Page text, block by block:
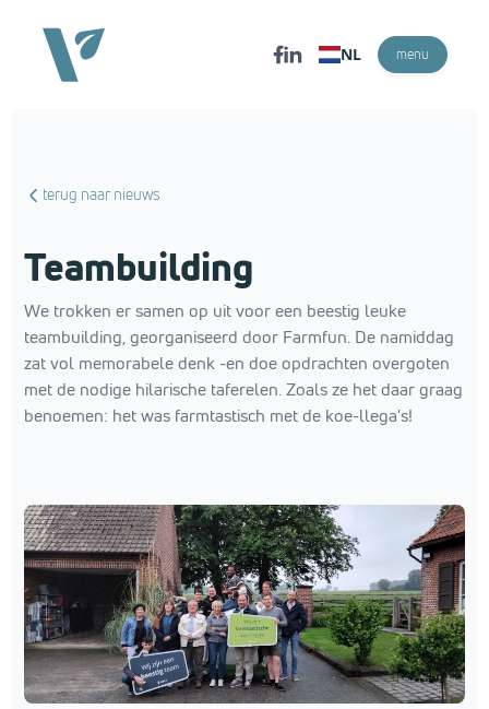
NL menu
terug naar nieuws
Teambuilding
We trokken er samen op uit voor een beestig leuke
teambuilding, georganiseerd door Farmfun. De namiddag
zat vol memorabele denk -en doe opdrachten overgoten
met de nodige hilarische taferelen. Zoals ze het daar graag
benoemen: het was farmtastisch met de koe-llega's!